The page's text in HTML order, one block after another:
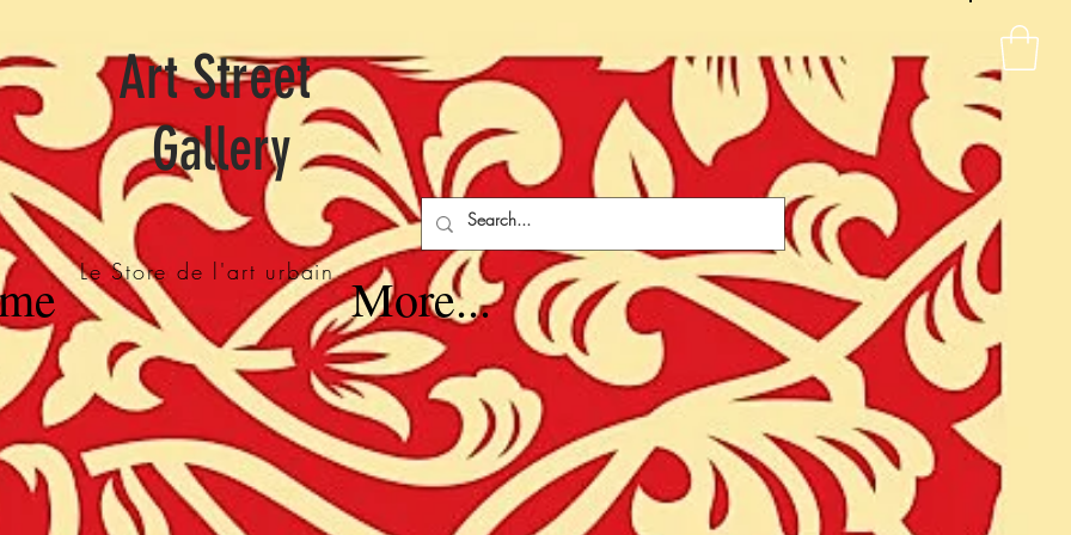
Art Street
Gallery
Le Store de l'art urbain More...